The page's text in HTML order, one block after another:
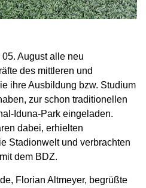
August alle neu
des mittleren und
ihre Ausbildung bzw. Studium
zur schon traditionellen
Iduna-Park eingeladen.
dabei, erhielten
Stadionwelt und verbrachten
dem BDZ.
Florian Altmeyer, begrüßte